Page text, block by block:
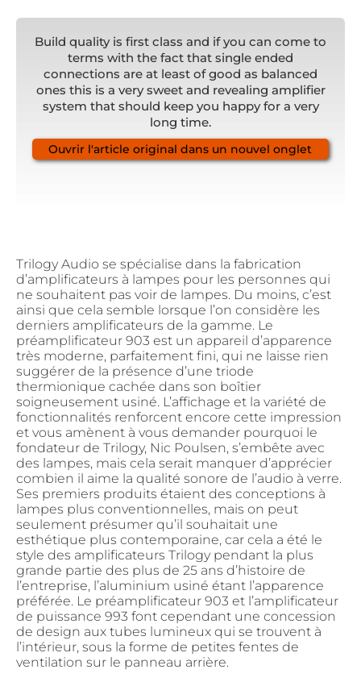
Build quality is first class and if you can come to
terms with the fact that single ended
connections are at least of good as balanced
ones this is a very sweet and revealing amplifier
system that should keep you happy for a very
long time.
Ouvrir l'article original dans un nouvel onglet
Trilogy Audio se spécialise dans la fabrication
d’amplificateurs à lampes pour les personnes qui
ne souhaitent pas voir de lampes. Du moins, c’est
ainsi que cela semble lorsque l’on considère les
derniers amplificateurs de la gamme. Le
préamplificateur 903 est un appareil d’apparence
très moderne, parfaitement fini, qui ne laisse rien
suggérer de la présence d’une triode
thermionique cachée dans son boîtier
soigneusement usiné. L’affichage et la variété de
fonctionnalités renforcent encore cette impression
et vous amènent à vous demander pourquoi le
fondateur de Trilogy, Nic Poulsen, s’embête avec
des lampes, mais cela serait manquer d’apprécier
combien il aime la qualité sonore de l’audio à verre.
Ses premiers produits étaient des conceptions à
lampes plus conventionnelles, mais on peut
seulement présumer qu’il souhaitait une
esthétique plus contemporaine, car cela a été le
style des amplificateurs Trilogy pendant la plus
grande partie des plus de 25 ans d’histoire de
l’entreprise, l’aluminium usiné étant l’apparence
préférée. Le préamplificateur 903 et l’amplificateur
de puissance 993 font cependant une concession
de design aux tubes lumineux qui se trouvent à
l’intérieur, sous la forme de petites fentes de
ventilation sur le panneau arrière.